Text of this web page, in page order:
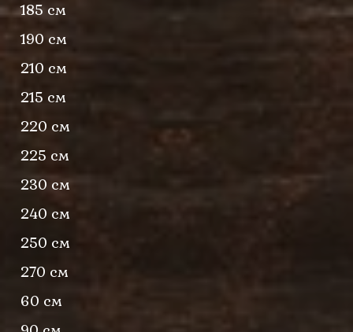
185 см
190 см
210 см
215 см
220 см
225 см
230 см
240 см
250 см
270 см
60 см